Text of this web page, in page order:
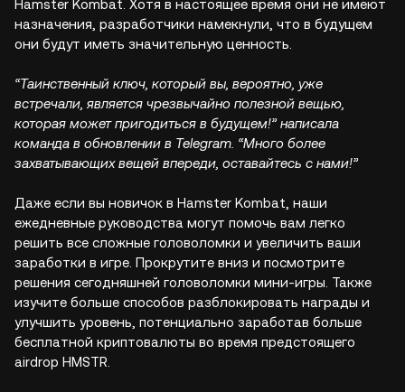
Hamster Kombat. Хотя в настоящее время они не имеют
назначения, разработчики намекнули, что в будущем
они будут иметь значительную ценность.
“Таинственный ключ, который вы, вероятно, уже
встречали, является чрезвычайно полезной вещью,
которая может пригодиться в будущем!” написала
команда в обновлении в Telegram. “Много более
захватывающих вещей впереди, оставайтесь с нами!”
Даже если вы новичок в Hamster Kombat, наши
ежедневные руководства могут помочь вам легко
решить все сложные головоломки и увеличить ваши
заработки в игре. Прокрутите вниз и посмотрите
решения сегодняшней головоломки мини-игры. Также
изучите больше способов разблокировать награды и
улучшить уровень, потенциально заработав больше
бесплатной криптовалюты во время предстоящего
airdrop HMSTR.